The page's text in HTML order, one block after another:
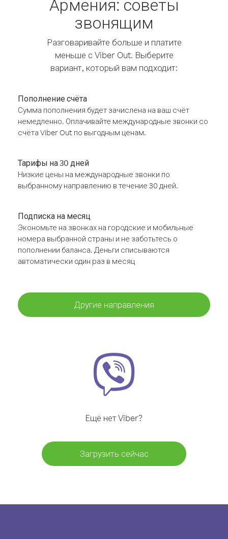
Армения: советы
звонящим
Разговаривайте больше и платите
меньше с Viber Out. Выберите
вариант, который вам подходит:
Пополнение счёта
Сумма пополнения будет зачислена на ваш счёт
немедленно. Оплачивайте международные звонки со
счёта Viber Out по выгодным ценам.
Тарифы на 30 дней
Низкие цены на международные звонки по
выбранному направлению в течение 30 дней.
Подписка на месяц
Экономьте на звонках на городские и мобильные
номера выбранной страны и не заботьтесь о
пополнении баланса. Деньги списываются
автоматически один раз в месяц
Другие направления
Ещё нет Viber?
Загрузить сейчас